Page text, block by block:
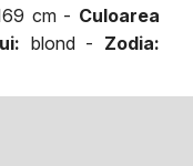
cm - Culoarea
blond - Zodia: